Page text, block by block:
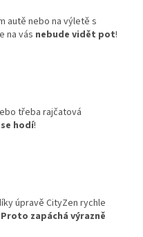
autě nebo na výletě s
na vás nebude vidět pot!
třeba rajčatová
hodí!
úpravě CityZen rychle
Proto zapáchá výrazně